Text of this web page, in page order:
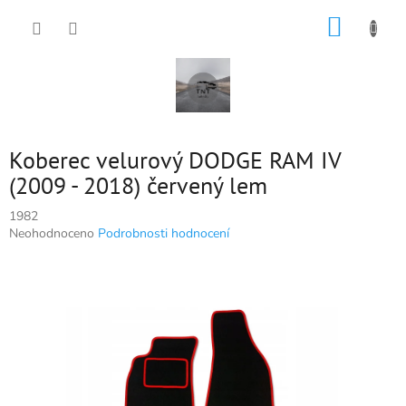
Koberec velurový DODGE RAM IV
(2009 - 2018) červený lem
1982
Průměrné
Neohodnoceno Podrobnosti hodnocení